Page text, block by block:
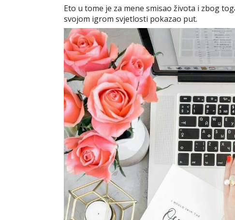
Eto u tome je za mene smisao života i zbog
svojom igrom svjetlosti pokazao put.